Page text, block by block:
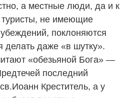
а местные люди, да и к
не имеющие
поклоняются
делать даже «в шутку».
«обезьяной Бога» —
последний
Креститель, а у